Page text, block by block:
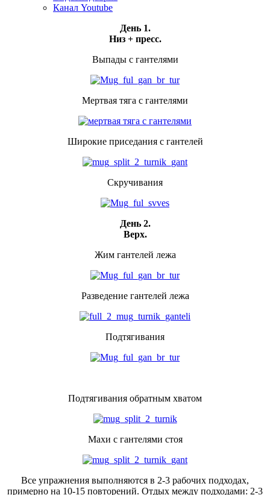
Канал Youtube
День 1.
Низ + пресс.
Выпады с гантелями
Мертвая тяга с гантелями
Широкие приседания с гантелей
Скручивания
День 2.
Верх.
Жим гантелей лежа
Разведение гантелей лежа
Подтягивания
Подтягивания обратным хватом
Махи с гантелями стоя
Все упражнения выполняются в 2-3 рабочих подходах,
примерно на 10-15 повторений. Отдых между подходами: 2-3